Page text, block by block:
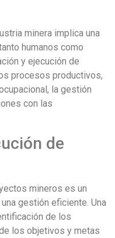
minera implica una
humanos como
y ejecución de
procesos productivos,
la gestión
con las
de
mineros es un
gestión eficiente. Una
de los
los objetivos y metas